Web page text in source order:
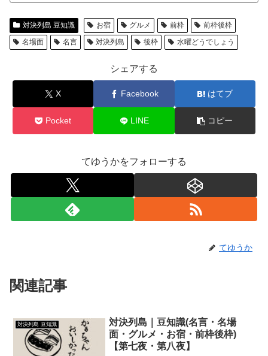
対決列島 豆知識 お宿 グルメ 前枠
前枠後枠
名場面
名言 対決列島 後枠 水曜どうでしょう
シェアする
X Facebook はてブ
Pocket LINE コピー
てゆうかをフォローする
てゆうか
関連記事
対決列島 豆知識
対決列島｜豆知識(名言・名場
面・グルメ・お宿・前枠後枠)
【第七夜・第八夜】